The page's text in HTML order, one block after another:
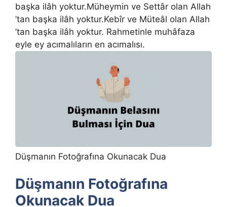
başka ilâh yoktur.Müheymin ve Settâr olan Allah
’tan başka ilâh yoktur.Kebîr ve Müteâl olan Allah
’tan başka ilâh yoktur. Rahmetinle muhâfaza
eyle ey acımalıların en acımalısı.
Düşmanın Fotoğrafına Okunacak Dua
Düşmanın Fotoğrafına
Okunacak Dua